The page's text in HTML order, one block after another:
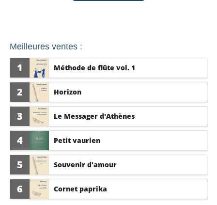
Meilleures ventes :
1 Méthode de flûte vol. 1
2 Horizon
3 Le Messager d'Athènes
4 Petit vaurien
5 Souvenir d'amour
6 Cornet paprika